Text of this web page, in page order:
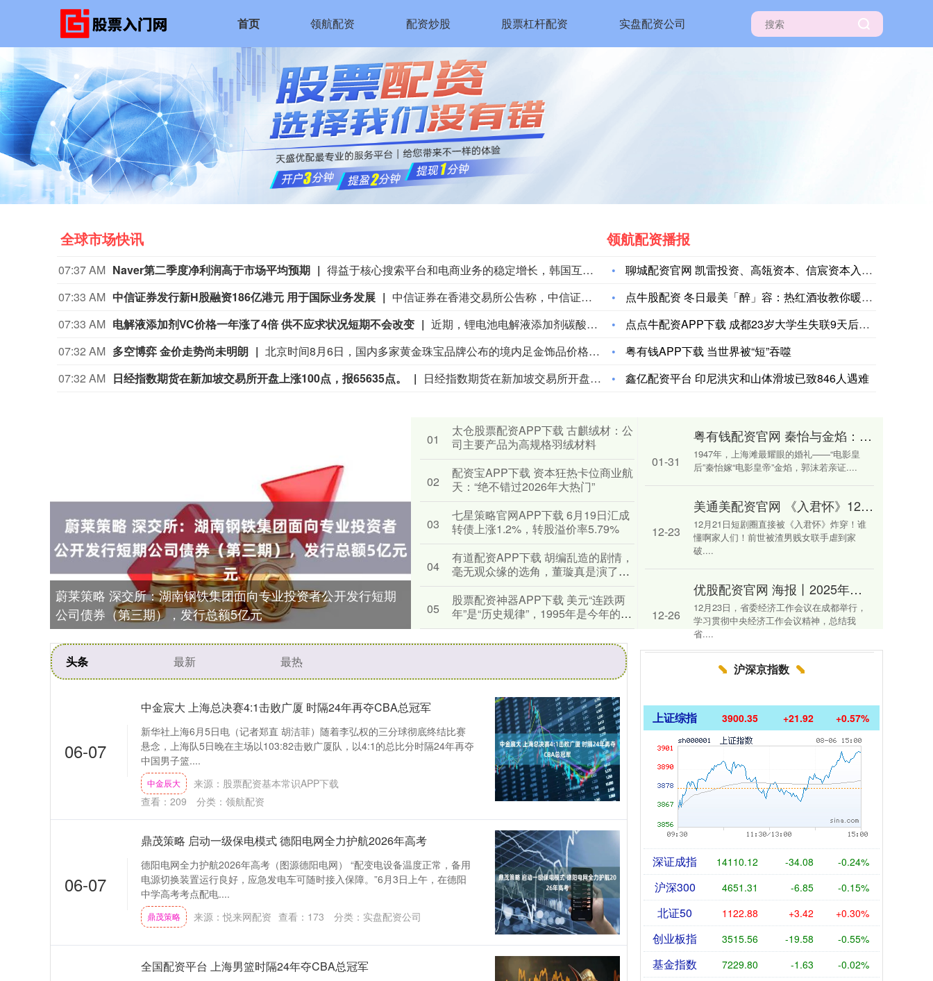
首页 领航配资 配资炒股 股票杠杆配资 实盘配资公司
全球市场快讯
07:37 AM Naver第二季度净利润高于市场平均预期
得益于核心搜索平台和电商业务的稳定增长，韩国互联网巨头Naver公布了稳健的第二季度业绩。Naver公布的业绩好于市场平均预期。与此同时，这家韩国主导搜索引擎背后的公司一直在扩大其人工智能(AI)的布局，最近与AI芯片领导者英伟达和美国私募股权投资公司博枫(Brookfield)达成了数以十亿美元计的合作，以建立千兆瓦级的AI云基础设施。该公司周五表示，4-6月当季净利润同比增长42%，至7,043亿韩元（合4.949亿美元）。这一数字超过了FactSet汇编的4,717.1亿韩元的平均预期。营收增长16%，至3.389万亿韩元；营业利润微降0.2%，至5,203亿韩元。今年以来，该公司股价已下跌约7%，跑输基准韩国综合指数(Kospi)近50%的涨幅。
07:33 AM 中信证券发行新H股融资186亿港元 用于国际业务发展
中信证券在香港交易所公告称，中信证券完成按每股23.13港元的价格向中信金控发行新H股，筹资约186亿港元。所得款项将全部留存境外用于发展国际化业务，包括向境外全资子公司中。信证券国际增资不超过160亿元人民币。本次发行完成后，新H股约占已发行股份总数的5.14%。中信金控将持有扩大后已发行股份总数的约24%。新H股须遵守48个月的限售期安排。
07:33 AM 电解液添加剂VC价格一年涨了4倍 供不应求状况短期不会改变
近期，锂电池电解液添加剂碳酸亚乙烯酯（VC）价格持续上涨。据百川盈孚数据，截至8月6日，国内电解液添加剂VC均价为23万元/吨，6月以来涨幅超过60%，同比上涨400%。多位业内人士表示，VC供不应求的情况短期不会改变。目前国内VC行业名义总产能超过19万吨/年，但业内可稳定供货的有效产能仅约11万吨/年。去年行业企业开工率整体偏低，叠加头部企业集中开展设备检修，行业库存快速下行。（上海证券报）
07:32 AM 多空博弈 金价走势尚未明朗
北京时间8月6日，国内多家黄金珠宝品牌公布的境内足金饰品价格为1300元/克左右，单克较前一日上涨超过55元。这一价格调整的背后，是黄金这一原料的价格在反复震荡后迎来快速突破。当日，伦敦现货黄金继前一交易日上涨超过5%后继续上行，盘中一度突破4300美元/盎司。上海黄金交易所现货黄金（Au99.99）也连续两个交易日涨幅超过2%，于8月6日突破935元/克。业内人士认为，长期来看，支撑金价的结构性力量仍然存在，但短期内，金价仍处于多重影响因素的反复博弈中，将于8月7日公布的美国非农就业数据等仍有不确定性，黄金价格存在宽幅波动风险。（上海证券报）
07:32 AM 日经指数期货在新加坡交易所开盘上涨100点，报65635点。 日经指数期货在新加坡交易所开盘上涨100点，报65635点。
领航配资播报
聊城配资官网 凯雷投资、高瓴资本、信宸资本入局星巴克中国业务
点牛股配资 冬日最美「醉」容：热红酒妆教你暖到骨子里
点点牛配资APP下载 成都23岁大学生失联9天后遗体被发现，
粤有钱APP下载 当世界被“短”吞噬
鑫亿配资平台 印尼洪灾和山体滑坡已致846人遇难
蔚莱策略 深交所：湖南钢铁集团面向专业投资者公开发行短期
公司债券（第三期），发行总额5亿元
01
太仓股票配资APP下载 古麒绒材：公
司主要产品为高规格羽绒材料
02
配资宝APP下载 资本狂热卡位商业航
天：“绝不错过2026年大热门”
03
七星策略官网APP下载 6月19日汇成
转债上涨1.2%，转股溢价率5.79%
04
有道配资APP下载 胡编乱造的剧情，
毫无观众缘的选角，董璇真是演了开
年第一部烂剧
05
股票配资神器APP下载 美元“连跌两
年”是“历史规律”，1995年是今年的最
佳对照
粤有钱配资官网 秦怡与金焰：一场始于星光、终于隐忍的世纪婚姻
1947年，上海滩最耀眼的婚礼——“电影皇
后”秦怡嫁“电影皇帝”金焰，郭沫若亲证....
01-31
美通美配资官网 《入君怀》12月重生爽剧天花板，黑莲花×病娇太子焊死双向救赎
12月21日短剧圈直接被《入君怀》炸穿！谁
懂啊家人们！前世被渣男贱女联手虐到家
破....
12-23
优股配资官网 海报丨2025年省委经济工作会议这些部署，与你我息息相关
12月23日，省委经济工作会议在成都举行，
学习贯彻中央经济工作会议精神，总结我
省....
12-26
头条 最新 最热
06-07
中金宸大 上海总决赛4:1击败广厦 时隔24年再夺CBA总冠军
新华社上海6月5日电（记者郑直 胡洁菲）随着李弘权的三分球彻底终结比赛
悬念，上海队5日晚在主场以103:82击败广厦队，以4:1的总比分时隔24年再夺
中国男子篮....
中金辰大
来源：股票配资基本常识APP下载
查看： 209 分类： 领航配资
06-07
鼎茂策略 启动一级保电模式 德阳电网全力护航2026年高考
德阳电网全力护航2026年高考（图源德阳电网） “配变电设备温度正常，备用
电源切换装置运行良好，应急发电车可随时接入保障。”6月3日上午，在德阳
中学高考考点配电....
鼎茂策略 来源：悦来网配资 查看： 173 分类： 实盘配资公司
全国配资平台 上海男篮时隔24年夺CBA总冠军
沪深京指数
上证综指 3900.35 +21.92 +0.57%
深证成指 14110.12 -34.08 -0.24%
沪深300 4651.31 -6.85 -0.15%
北证50 1122.88 +3.42 +0.30%
创业板指 3515.56 -19.58 -0.55%
基金指数 7229.80 -1.63 -0.02%